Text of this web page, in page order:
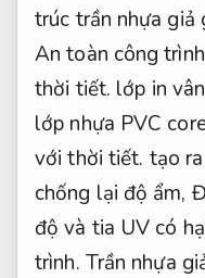
trúc trần nhựa giả
An toàn công
thời tiết. lớp in
lớp nhựa PVC
với thời tiết. tạo
chống lại độ ẩm,
độ và tia UV có
trình. Trần nhựa